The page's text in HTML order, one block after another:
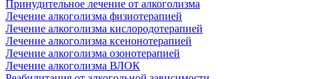
Принудительное лечение от алкоголизма
Лечение алкоголизма физиотерапией
Лечение алкоголизма кислородотерапией
Лечение алкоголизма ксенонотерапией
Лечение алкоголизма озонотерапией
Лечение алкоголизма ВЛОК